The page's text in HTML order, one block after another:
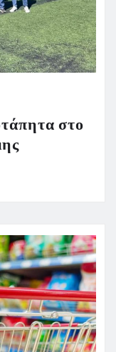
στο